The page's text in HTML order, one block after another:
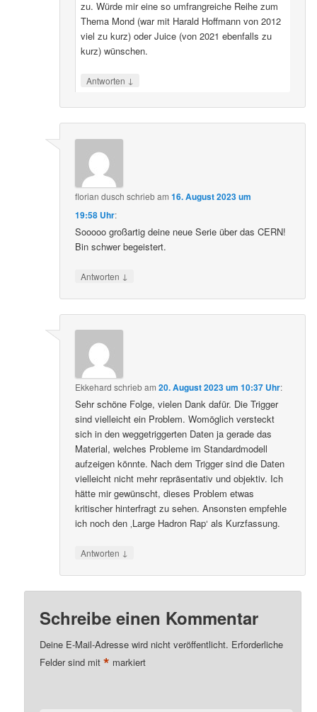
zu. Würde mir eine so umfrangreiche Reihe zum
Thema Mond (war mit Harald Hoffmann von 2012
viel zu kurz) oder Juice (von 2021 ebenfalls zu
kurz) wünschen.
Antworten ↓
florian dusch schriebam16. August 2023 um
19:58 Uhr:
Sooooo großartig deine neue Serie über das CERN!
Bin schwer begeistert.
Antworten ↓
Ekkehard schriebam20. August 2023 um 10:37 Uhr:
Sehr schöne Folge, vielen Dank dafür. Die Trigger
sind vielleicht ein Problem. Womöglich versteckt
sich in den weggetriggerten Daten ja gerade das
Material, welches Probleme im Standardmodell
aufzeigen könnte. Nach dem Trigger sind die Daten
vielleicht nicht mehr repräsentativ und objektiv. Ich
hätte mir gewünscht, dieses Problem etwas
kritischer hinterfragt zu sehen. Ansonsten empfehle
ich noch den ‚Large Hadron Rap‘ als Kurzfassung.
Antworten ↓
Schreibe einen Kommentar
Deine E-Mail-Adresse wird nicht veröffentlicht. Erforderliche
Felder sind mit* markiert